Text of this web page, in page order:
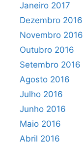
Janeiro 2017
Dezembro 2016
Novembro 2016
Outubro 2016
Setembro 2016
Agosto 2016
Julho 2016
Junho 2016
Maio 2016
Abril 2016